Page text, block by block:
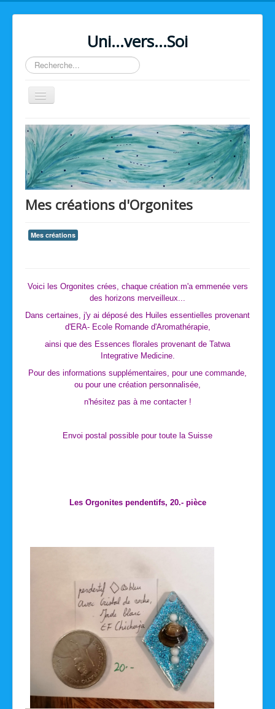
Uni...vers...Soi
Rechercher
Basculer
la
Home
Mes créations d'Orgonites
Mes créations
Voici les Orgonites crées, chaque création m'a emmenée vers
des horizons merveilleux...
Dans certaines, j'y ai déposé des Huiles essentielles provenant
d'ERA- Ecole Romande d'Aromathérapie,
ainsi que des Essences florales provenant de Tatwa
Integrative Medicine.
Pour des informations supplémentaires, pour une commande,
ou pour une création personnalisée,
n'hésitez pas à me contacter !
Envoi postal possible pour toute la Suisse
Les Orgonites pendentifs, 20.- pièce